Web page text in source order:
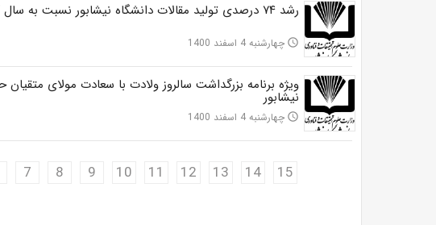
رشد ۷۴ درصدی تولید مقالات دانشگاه نیشابور نسبت به سال گذشته
access_time چهارشنبه 4 اسفند 1400
ویژه برنامه بزرگداشت سالروز ولادت با سعادت مولای
نیشابور
access_time چهارشنبه 4 اسفند 1400
7 8 9 10 11 12 13 14 15